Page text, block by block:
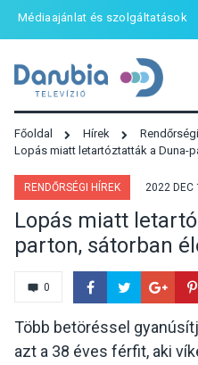
Médiaajánlat és szolgáltatások
Főoldal Hírek
Lopás miatt letartóztatták a Duna-
RENDŐRSÉGI HÍREK 2022 DEC
Lopás miatt
parton, sátorban
0
Több betöréssel
azt a 38 éves férfit, aki